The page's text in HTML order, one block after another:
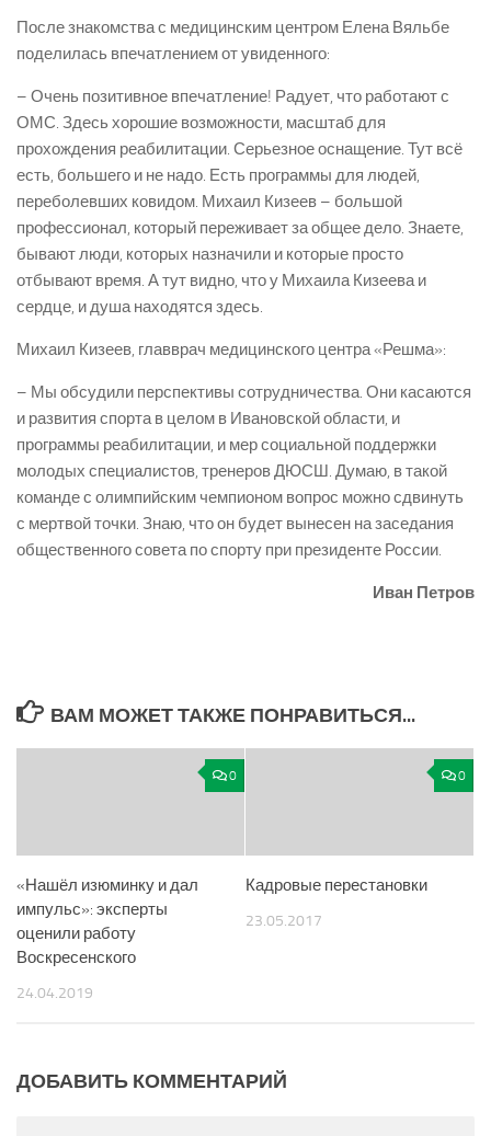
После знакомства с медицинским центром Елена Вяльбе
поделилась впечатлением от увиденного:
– Очень позитивное впечатление! Радует, что работают с
ОМС. Здесь хорошие возможности, масштаб для
прохождения реабилитации. Серьезное оснащение. Тут всё
есть, большего и не надо. Есть программы для людей,
переболевших ковидом. Михаил Кизеев – большой
профессионал, который переживает за общее дело. Знаете,
бывают люди, которых назначили и которые просто
отбывают время. А тут видно, что у Михаила Кизеева и
сердце, и душа находятся здесь.
Михаил Кизеев, главврач медицинского центра «Решма»:
– Мы обсудили перспективы сотрудничества. Они касаются
и развития спорта в целом в Ивановской области, и
программы реабилитации, и мер социальной поддержки
молодых специалистов, тренеров ДЮСШ. Думаю, в такой
команде с олимпийским чемпионом вопрос можно сдвинуть
с мертвой точки. Знаю, что он будет вынесен на заседания
общественного совета по спорту при президенте России.
Иван Петров
ВАМ МОЖЕТ ТАКЖЕ ПОНРАВИТЬСЯ...
0
«Нашёл изюминку и дал
импульс»: эксперты
оценили работу
Воскресенского
24.04.2019
0
Кадровые перестановки
23.05.2017
ДОБАВИТЬ КОММЕНТАРИЙ